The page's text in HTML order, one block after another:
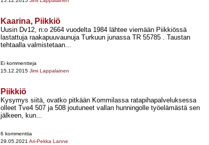
Kaarina, Piikkiö
Uusin Dv12, n:o 2664 vuodelta 1984 lähtee viemään Piikkiössä
lastattuja raakapuuvaunuja Turkuun junassa TR 55785 . Taustan
tehtaalla valmistetaan...
Ei kommentteja
15.12.2015 Jimi Lappalainen
Piikkiö
Kysymys siitä, ovatko pitkään Kommilassa ratapihapalveluksessa
olleet Tve4 507 ja 508 joutuneet vallan hunningolle työelämästä sen
jälkeen, kun...
6 kommenttia
29.05.2021 Ari-Pekka Lanne